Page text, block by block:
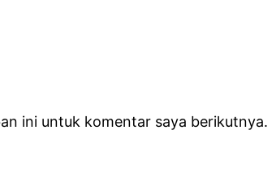
ini untuk komentar saya berikutnya.